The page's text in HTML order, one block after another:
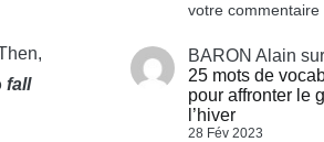
fall
votre
BARON Alain sur
25 mots de
pour affronter le
l’hiver
28 Fév 2023